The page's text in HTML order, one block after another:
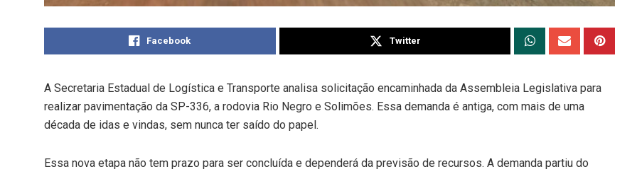
Facebook Twitter
A Secretaria Estadual de Logística e Transporte analisa solicitação encaminhada da Assembleia Legislativa para
realizar pavimentação da SP-336, a rodovia Rio Negro e Solimões. Essa demanda é antiga, com mais de uma
década de idas e vindas, sem nunca ter saído do papel.
Essa nova etapa não tem prazo para ser concluída e dependerá da previsão de recursos. A demanda partiu do